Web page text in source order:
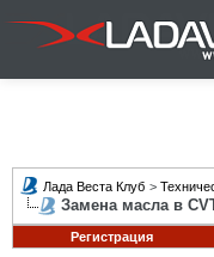
Лада Веста Клуб >
Замена масла в
Регистрация